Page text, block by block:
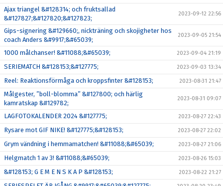
Ajax triangel &#128314; och fruktsallad
&#127827;&#127820;&#127823;
2023-09-12 22:56
Gips-signering &#129660;, nickträning och skojigheter hos
coach Anders &#9917;&#65039;
2023-09-05 21:54
1000 målchanser! &#11088;&#65039; 2023-09-04 21:19
SERIEMATCH &#128153;&#127775; 2023-09-03 13:34
Reel: Reaktionsförmåga och kroppsfinter &#128153; 2023-08-31 21:47
Målgester, ”boll-blomma” &#127800; och härlig
kamratskap &#129782;
2023-08-31 09:07
LAGFOTOKALENDER 2024 &#127775; 2023-08-27 22:43
Rysare mot GIF NIKE! &#127775;&#128153; 2023-08-27 22:02
Grym vändning i hemmamatchen! &#11088;&#65039; 2023-08-27 21:06
Helgmatch 1 av 3! &#11088;&#65039; 2023-08-26 15:03
&#128153; G E M E N S K A P &#128153; 2023-08-22 21:27